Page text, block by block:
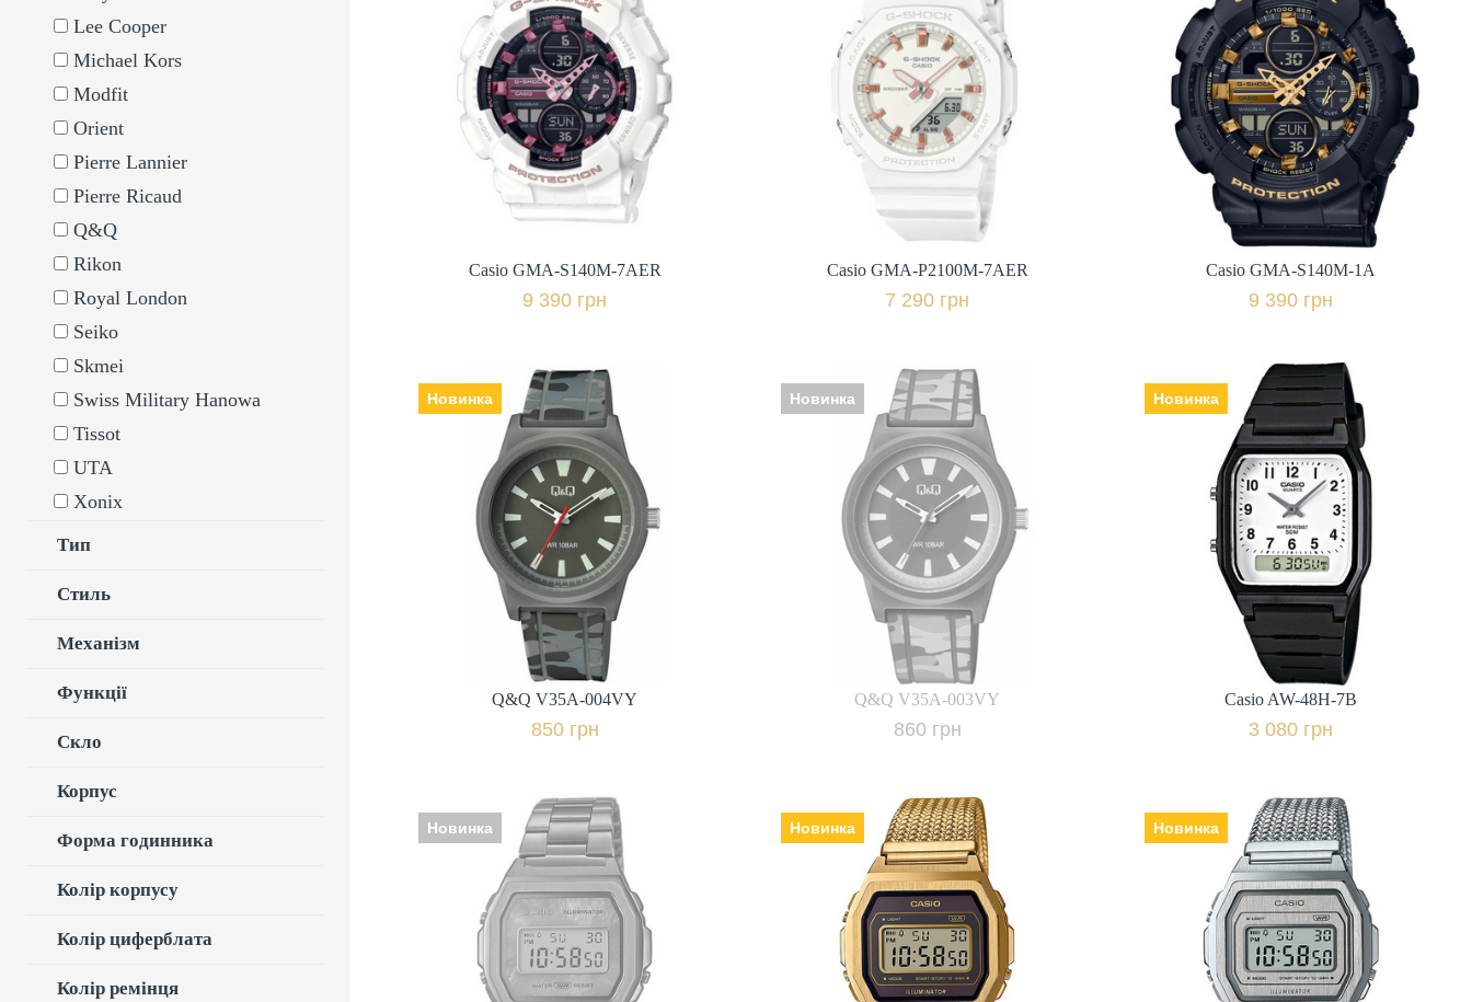
Lee Cooper
Michael Kors
Modfit
Orient
Pierre Lannier
Pierre Ricaud
Q&Q
Rikon
Royal London
Seiko
Skmei
Swiss Military Hanowa
Tissot
UTA
Xonix
Тип
Стиль
Механізм
Функції
Скло
Корпус
Форма годинника
Колір корпусу
Колір циферблата
Колір ремінця
Casio GMA-S140M-7AER
Виробник: Японія, Механізм:
електронні, Скло: мінеральне,
Ремінець | браслет: полімер,
Гарантія: 24 міс.,
9 390 грн.
Casio GMA-S140M-7AER
9 390 грн
Casio GMA-P2100M-7AER
Виробник: Японія, Механізм:
електронні, Скло: мінеральне,
Ремінець | браслет: полімер,
Гарантія: 24 міс.,
7 290 грн.
+ порівняти
Casio GMA-P2100M-7AER
7 290 грн
Casio GMA-S140M-1A
Виробник: Японія, Механізм:
електронні, Скло: мінеральне,
Ремінець | браслет: полімер,
Гарантія: 24 міс.,
9 390 грн.
+ порівняти
Casio GMA-S140M-1A
9 390 грн
Новинка
Q&Q V35A-004VY
Виробник: Японія, Механізм:
кварцеві, Скло: пластикове,
Ремінець | браслет: полімер,
Гарантія: 12 міс.,
850 грн.
+ порівняти
Q&Q V35A-004VY
850 грн
Новинка
Q&Q V35A-003VY
Виробник: Японія, Механізм:
кварцеві, Скло: пластикове,
Ремінець | браслет: полімер,
Гарантія: 12 міс.,
860 грн.
+ порівняти
Повідомити про наявність
Q&Q V35A-003VY
860 грн
Новинка
Casio AW-48H-7B
Виробник: Японія, Механізм:
кварцеві, Скло: пластикове,
Ремінець | браслет: полімер,
Гарантія: 12 міс.,
3 080 грн.
+ порівняти
Casio AW-48H-7B
3 080 грн
Новинка
Casio A1000RG-5EF
Виробник: Японія, Механізм:
кварцеві, Скло: акрилове,
Ремінець | браслет: полімер,
Гарантія: 24 міс.,
Новинка
Casio A1000MGA-5EF
Виробник: Японія, Механізм:
кварцеві, Скло: акрилове,
Ремінець | браслет: полімер,
Гарантія: 24 міс.,
Новинка
Casio A1000MA-7EF
Виробник: Японія, Механізм:
кварцеві, Скло: акрилове,
Ремінець | браслет: полімер,
Гарантія: 24 міс.,